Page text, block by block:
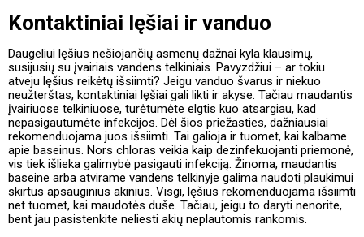
Kontaktiniai lęšiai ir vanduo
Daugeliui lęšius nešiojančių asmenų dažnai kyla klausimų,
susijusių su įvairiais vandens telkiniais. Pavyzdžiui – ar tokiu
atveju lęšius reikėtų išsiimti? Jeigu vanduo švarus ir niekuo
neužterštas, kontaktiniai lęšiai gali likti ir akyse. Tačiau maudantis
įvairiuose telkiniuose, turėtumėte elgtis kuo atsargiau, kad
nepasigautumėte infekcijos. Dėl šios priežasties, dažniausiai
rekomenduojama juos išsiimti. Tai galioja ir tuomet, kai kalbame
apie baseinus. Nors chloras veikia kaip dezinfekuojanti priemonė,
vis tiek išlieka galimybė pasigauti infekciją. Žinoma, maudantis
baseine arba atvirame vandens telkinyje galima naudoti plaukimui
skirtus apsauginius akinius. Visgi, lęšius rekomenduojama išsiimti
net tuomet, kai maudotės duše. Tačiau, jeigu to daryti nenorite,
bent jau pasistenkite neliesti akių neplautomis rankomis.